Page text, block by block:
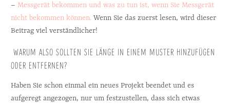
– Messgerät bekommen und was zu tun ist, wenn Sie Messgerät
nicht bekommen können. Wenn Sie das zuerst lesen, wird dieser
Beitrag viel verständlicher!
WARUM ALSO SOLLTEN SIE LÄNGE IN EINEM MUSTER HINZUFÜGEN
ODER ENTFERNEN?
Haben Sie schon einmal ein neues Projekt beendet und es
aufgeregt angezogen, nur um festzustellen, dass sich etwas